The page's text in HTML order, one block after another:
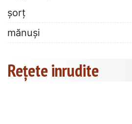
șorț
mănuși
Rețete inrudite